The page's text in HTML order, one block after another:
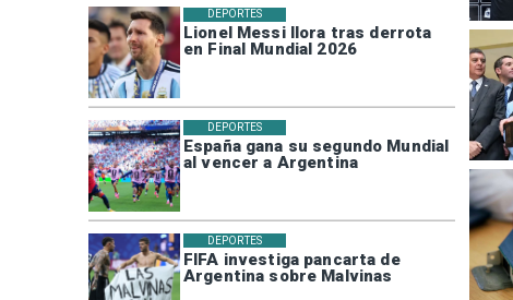
Lionel Messi llora tras derrota
en Final Mundial 2026
DEPORTES
España gana su segundo Mundial
al vencer a Argentina
DEPORTES
FIFA investiga pancarta de
Argentina sobre Malvinas
DEPORTES